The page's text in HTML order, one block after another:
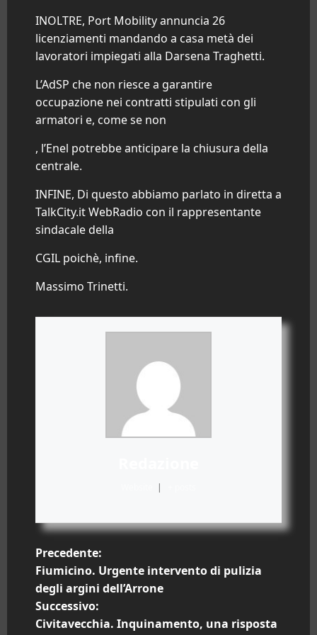
INOLTRE, Port Mobility annuncia 26
licenziamenti mandando a casa metà dei
lavoratori impiegati alla Darsena Traghetti.
L’AdSP che non riesce a garantire
occupazione nei contratti stipulati con gli
armatori e, come se non
, l’Enel potrebbe anticipare la chiusura della
centrale.
INFINE, Di questo abbiamo parlato in diretta a
TalkCity.it WebRadio con il rappresentante
sindacale della
CGIL poichè, infine.
Massimo Trinetti.
|
N
a
v
Precedente:
Fiumicino. Urgente intervento di pulizia
degli argini dell’Arrone
Successivo:
Civitavecchia. Inquinamento, una risposta